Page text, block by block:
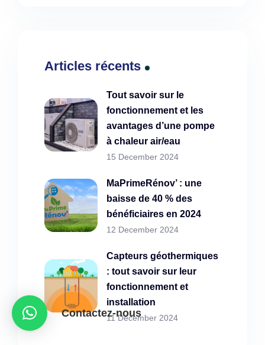
Articles récents
Tout savoir sur le
fonctionnement et les
avantages d’une pompe
à chaleur air/eau
15 December 2024
MaPrimeRénov’ : une
baisse de 40 % des
bénéficiaires en 2024
12 December 2024
Capteurs géothermiques
: tout savoir sur leur
fonctionnement et
installation
11 December 2024
Contactez-nous